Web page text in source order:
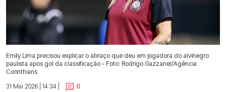
Emily Lima precisou explicar o abraço que deu em jogadora do alvinegro
paulista após gol da classificação - Foto: Rodrigo Gazzanel/Agência
Corinthians
31 Mai 2026 | 14:34 |
0